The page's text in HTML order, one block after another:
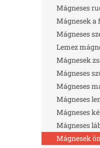
Mágneses
Mágnesek a
Mágneses
Lemez
Mágnesek
Mágneses
Mágneses
Mágneses
Mágneses
Mágneses
Mágnesek